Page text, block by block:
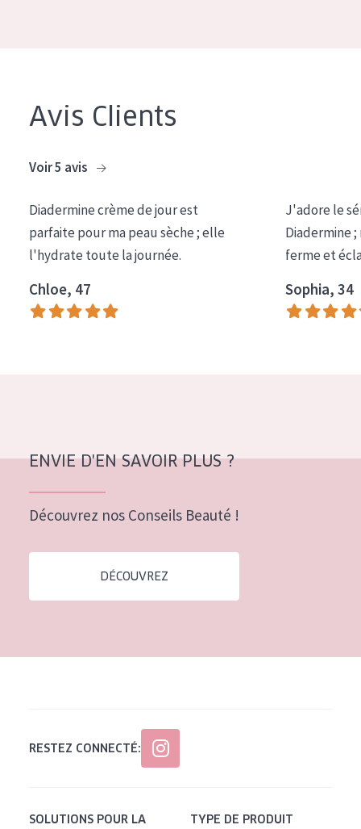
ÂGE :
Âge : 55+
Avis Clients
Voir 5 avis
Diadermine crème de jour est
parfaite pour ma peau sèche ; elle
l'hydrate toute la journée.
Chloe, 47
J'adore le
Diadermine
ferme et
Sophia, 34
ENVIE D'EN SAVOIR PLUS ?
Découvrez nos Conseils Beauté !
DÉCOUVREZ
RESTEZ CONNECTÉ:
SOLUTIONS POUR LA
TYPE DE PRODUIT